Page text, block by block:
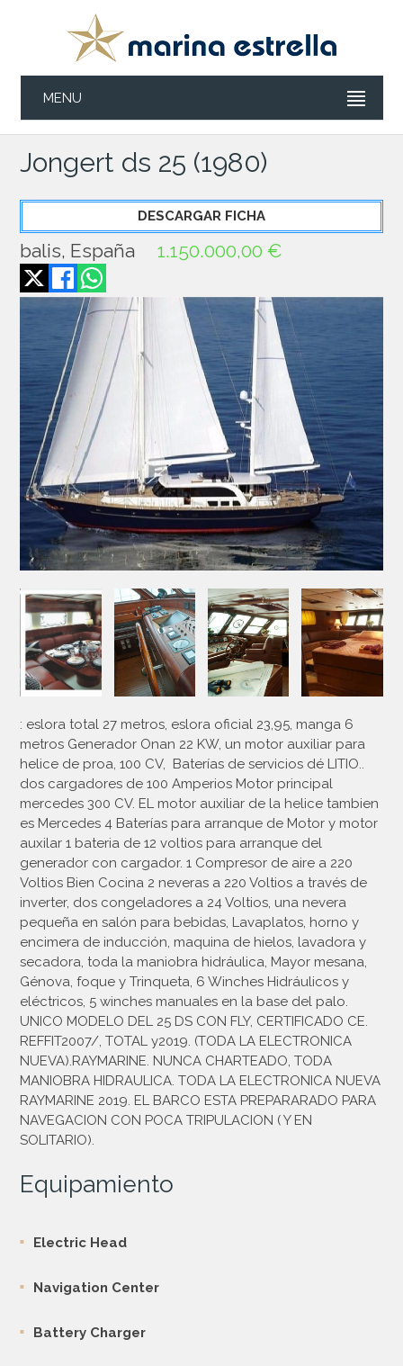
MENU
Jongert ds 25 (1980)
DESCARGAR FICHA
balis, España 1.150.000,00 €
: eslora total 27 metros, eslora oficial 23,95, manga 6
metros Generador Onan 22 KW, un motor auxiliar para
helice de proa, 100 CV, Baterías de servicios dé LITIO..
dos cargadores de 100 Amperios Motor principal
mercedes 300 CV. EL motor auxiliar de la helice tambien
es Mercedes 4 Baterías para arranque de Motor y motor
auxilar 1 bateria de 12 voltios para arranque del
generador con cargador. 1 Compresor de aire a 220
Voltios Bien Cocina 2 neveras a 220 Voltios a través de
inverter, dos congeladores a 24 Voltios, una nevera
pequeña en salón para bebidas, Lavaplatos, horno y
encimera de inducción, maquina de hielos, lavadora y
secadora, toda la maniobra hidráulica, Mayor mesana,
Génova, foque y Trinqueta, 6 Winches Hidráulicos y
eléctricos, 5 winches manuales en la base del palo.
UNICO MODELO DEL 25 DS CON FLY, CERTIFICADO CE.
REFFIT2007/, TOTAL y2019. (TODA LA ELECTRONICA
NUEVA).RAYMARINE. NUNCA CHARTEADO, TODA
MANIOBRA HIDRAULICA. TODA LA ELECTRONICA NUEVA
RAYMARINE 2019. EL BARCO ESTA PREPARARADO PARA
NAVEGACION CON POCA TRIPULACION ( Y EN
SOLITARIO).
Equipamiento
Electric Head
Navigation Center
Battery Charger